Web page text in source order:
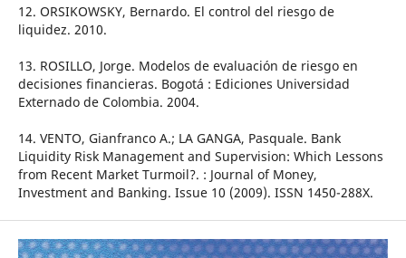
12. ORSIKOWSKY, Bernardo. El control del riesgo de
liquidez. 2010.
13. ROSILLO, Jorge. Modelos de evaluación de riesgo en
decisiones financieras. Bogotá : Ediciones Universidad
Externado de Colombia. 2004.
14. VENTO, Gianfranco A.; LA GANGA, Pasquale. Bank
Liquidity Risk Management and Supervision: Which Lessons
from Recent Market Turmoil?. : Journal of Money,
Investment and Banking. Issue 10 (2009). ISSN 1450-288X.